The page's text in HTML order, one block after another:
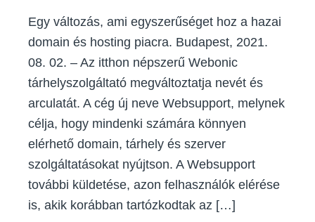
Egy változás, ami egyszerűséget hoz a hazai
domain és hosting piacra. Budapest, 2021.
08. 02. – Az itthon népszerű Webonic
tárhelyszolgáltató megváltoztatja nevét és
arculatát. A cég új neve Websupport, melynek
célja, hogy mindenki számára könnyen
elérhető domain, tárhely és szerver
szolgáltatásokat nyújtson. A Websupport
további küldetése, azon felhasználók elérése
is, akik korábban tartózkodtak az […]